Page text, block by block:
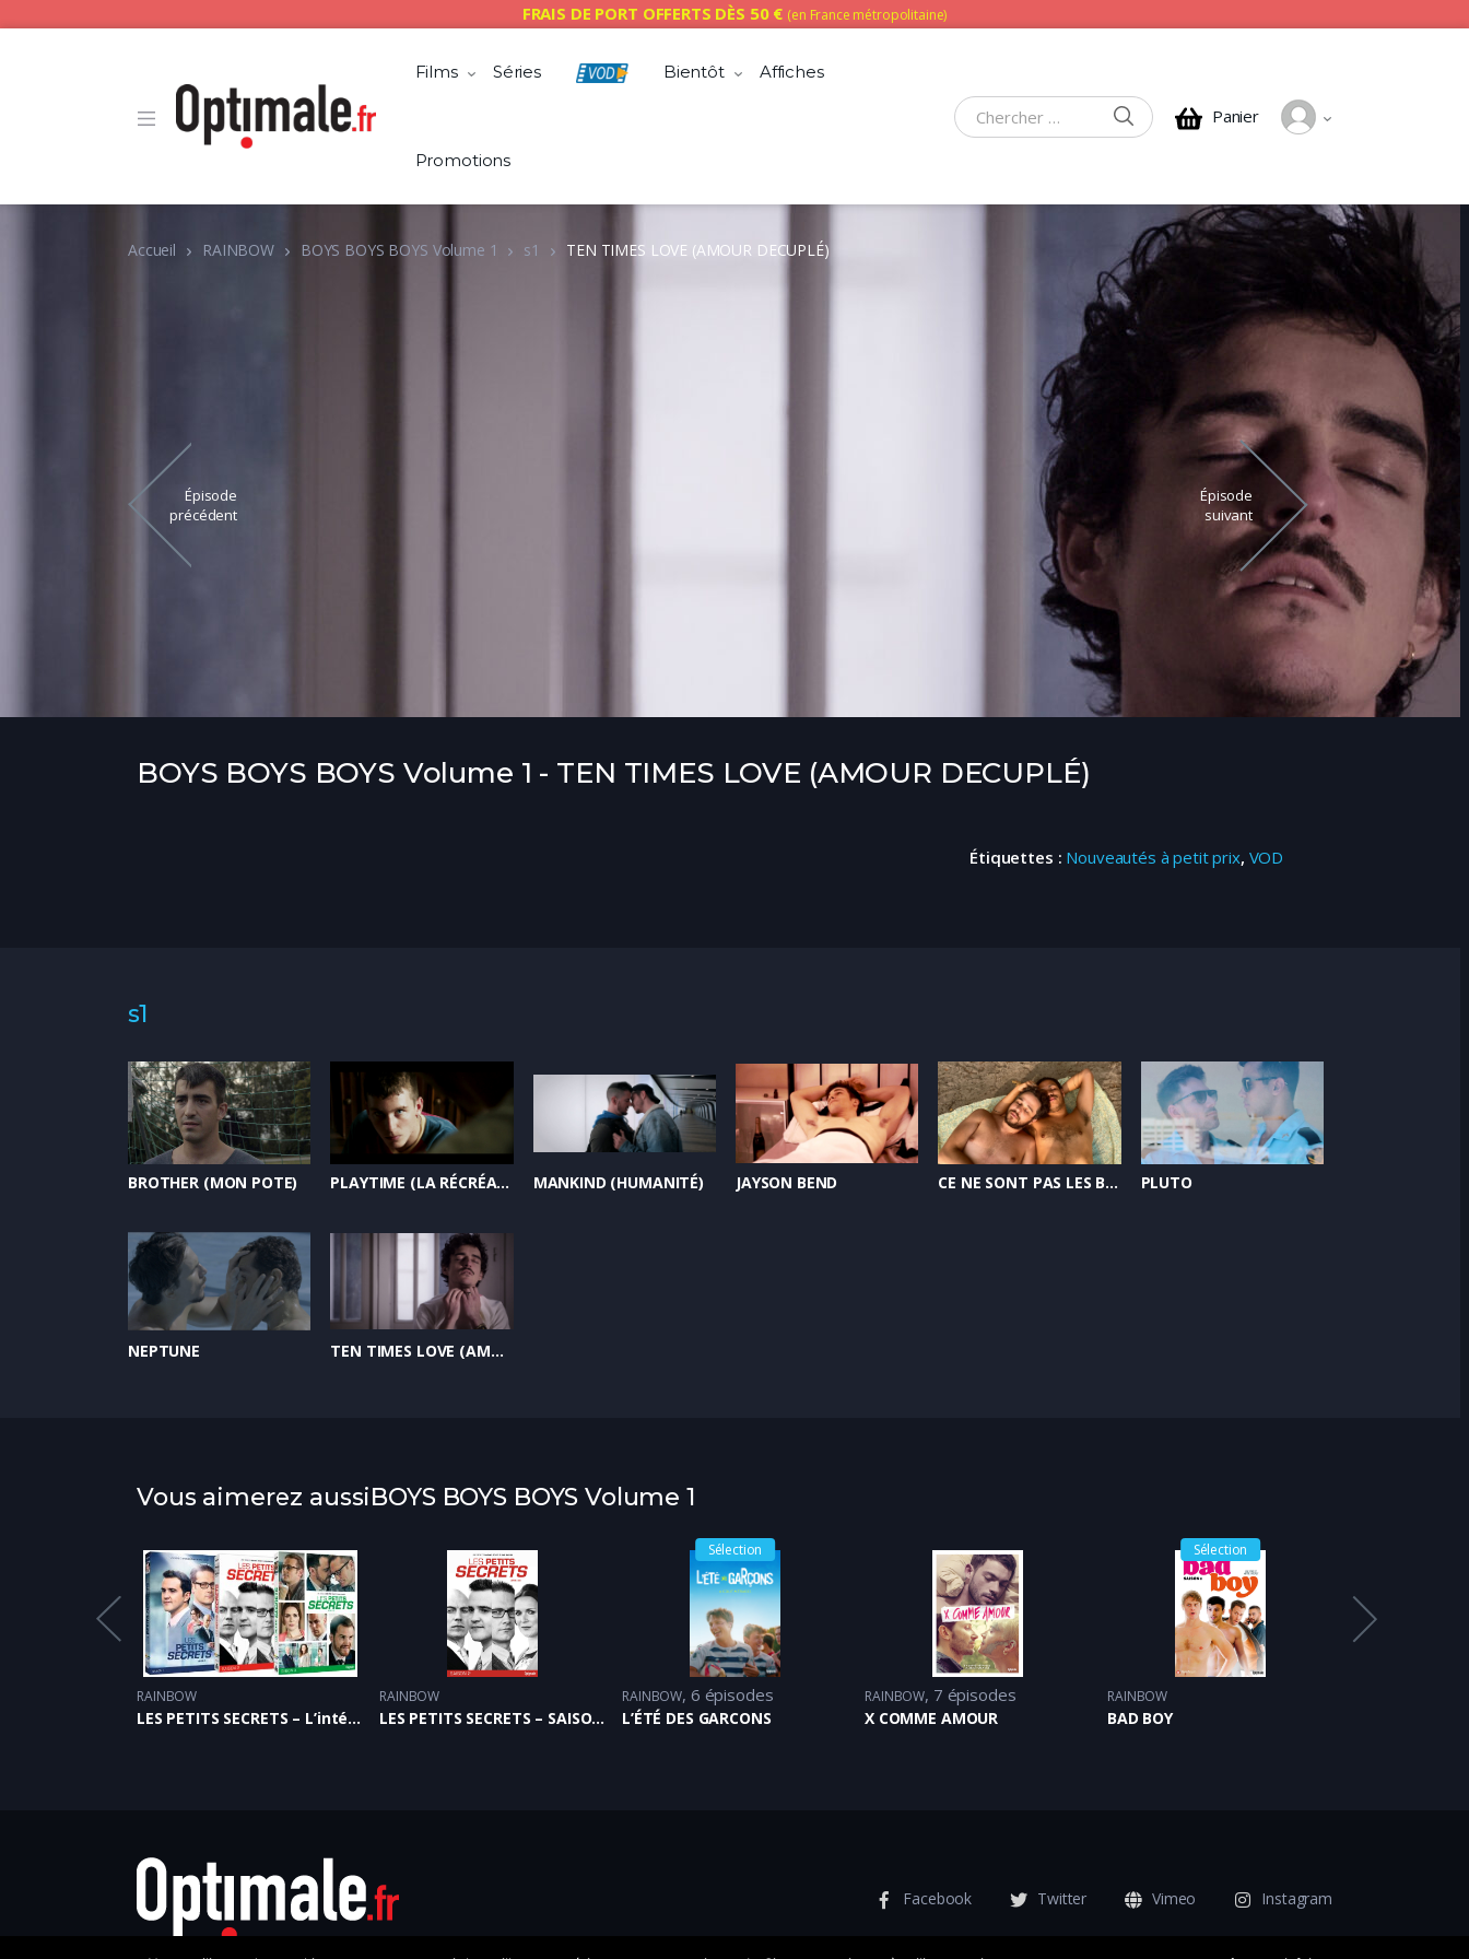
FRAIS DE PORT OFFERTS DÈS 50 € (en France métropolitaine)
Films Séries Bientôt Affiches
Promotions
Chercher :
CHERCHERPanier
Accueil RAINBOW BOYS BOYS BOYS Volume 1 s1 TEN TIMES LOVE (AMOUR DECUPLÉ)
Épisode
précédent
Épisode
suivant
BOYS BOYS BOYS Volume 1 - TEN TIMES LOVE (AMOUR DECUPLÉ)
Étiquettes : Nouveautés à petit prix, VOD
s1
BROTHER (MON POTE) PLAYTIME (LA RÉCRÉATION) MANKIND (HUMANITÉ) JAYSON BEND CE NE SONT PAS LES BRÉSILIENS QUI SONT DES PERVERS MAIS LA SITUATION DANS LAQUELLE ILS SE TROUVENT PLUTO
NEPTUNE TEN TIMES LOVE (AMOUR DECUPLÉ)
Vous aimerez aussiBOYS BOYS BOYS Volume 1
RAINBOW
LES PETITS SECRETS – L’intégrale des 3 SAISONS
RAINBOW
LES PETITS SECRETS – SAISON 2
Sélection
RAINBOW 6 épisodes
L’ÉTÉ DES GARCONS
RAINBOW 7 épisodes
X COMME AMOUR
Sélection
RAINBOW
BAD BOY
Facebook Twitter Vimeo Instagram